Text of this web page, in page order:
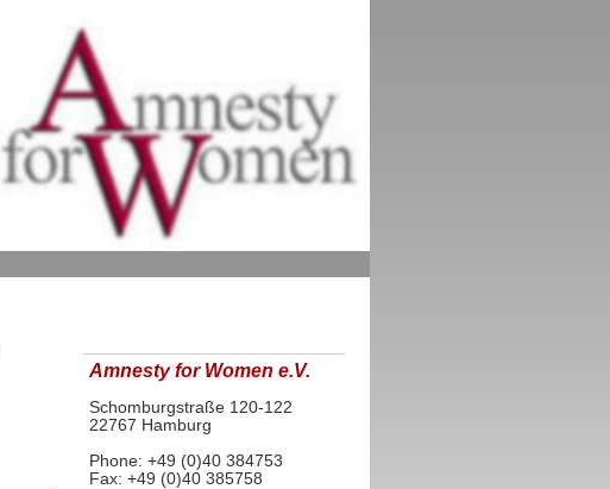
Amnesty for Women e.V.
Schomburgstraße 120-122
22767 Hamburg
Phone: +49 (0)40 384753
Fax: +49 (0)40 385758